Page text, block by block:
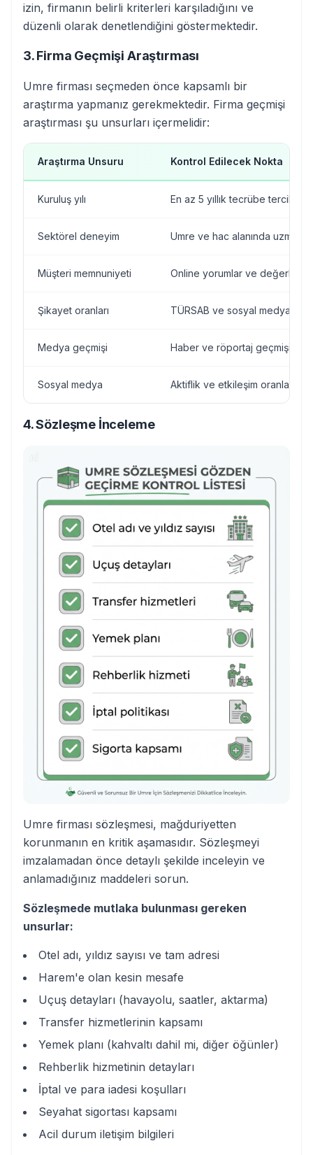
izin, firmanın belirli kriterleri karşıladığını ve
düzenli olarak denetlendiğini göstermektedir.
3. Firma Geçmişi Araştırması
Umre firması seçmeden önce kapsamlı bir
araştırma yapmanız gerekmektedir. Firma geçmişi
araştırması şu unsurları içermelidir:
Araştırma Unsuru Kontrol Edilecek Nokta
Kuruluş yılı En az 5 yıllık tecrübe tercih
Sektörel deneyim Umre ve hac alanında uzmanlık
Müşteri memnuniyeti Online yorumlar ve
Şikayet oranları TÜRSAB ve sosyal medya
Medya geçmişi Haber ve röportaj geçmişi
Sosyal medya Aktiflik ve etkileşim oranları
4. Sözleşme İnceleme
Umre firması sözleşmesi, mağduriyetten
korunmanın en kritik aşamasıdır. Sözleşmeyi
imzalamadan önce detaylı şekilde inceleyin ve
anlamadığınız maddeleri sorun.
Sözleşmede mutlaka bulunması gereken
unsurlar:
Otel adı, yıldız sayısı ve tam adresi
Harem'e olan kesin mesafe
Uçuş detayları (havayolu, saatler, aktarma)
Transfer hizmetlerinin kapsamı
Yemek planı (kahvaltı dahil mi, diğer öğünler)
Rehberlik hizmetinin detayları
İptal ve para iadesi koşulları
Seyahat sigortası kapsamı
Acil durum iletişim bilgileri